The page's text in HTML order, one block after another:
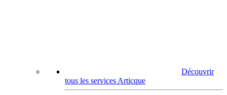
Découvrir
tous les services Articque